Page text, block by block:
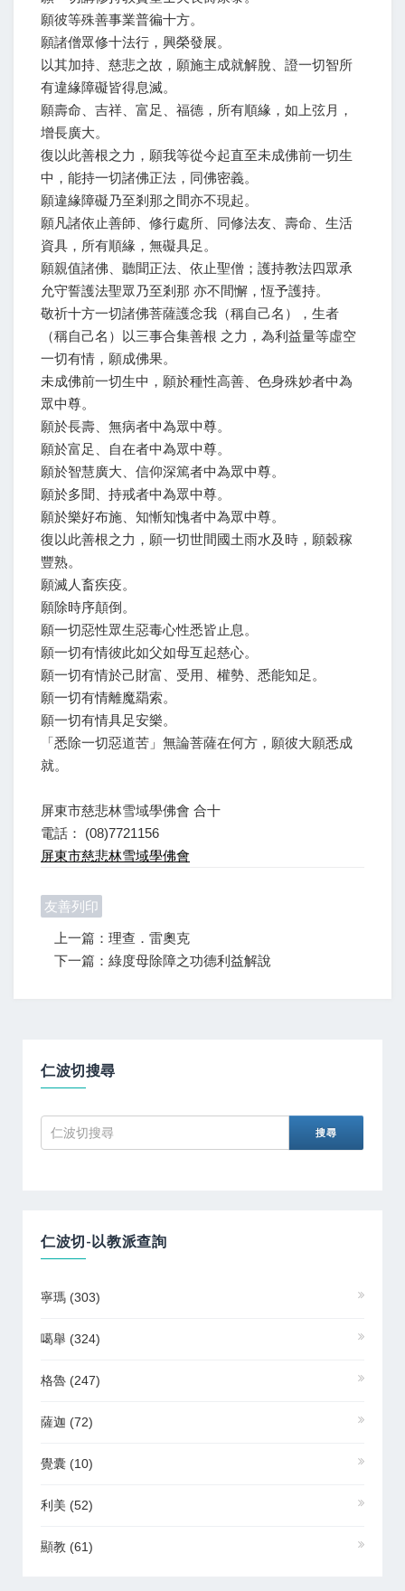
願彼等殊善事業普徧十方。
願諸僧眾修十法行，興榮發展。
以其加持、慈悲之故，願施主成就解脫、證一切智所
有違緣障礙皆得息滅。
願壽命、吉祥、富足、福德，所有順緣，如上弦月，
增長廣大。
復以此善根之力，願我等從今起直至未成佛前一切生
中，能持一切諸佛正法，同佛密義。
願違緣障礙乃至剎那之間亦不現起。
願凡諸依止善師、修行處所、同修法友、壽命、生活
資具，所有順緣，無礙具足。
願親值諸佛、聽聞正法、依止聖僧；護持教法四眾承
允守誓護法聖眾乃至剎那 亦不間懈，恆予護持。
敬祈十方一切諸佛菩薩護念我（稱自己名），生者
（稱自己名）以三事合集善根 之力，為利益量等虛空
一切有情，願成佛果。
未成佛前一切生中，願於種性高善、色身殊妙者中為
眾中尊。
願於長壽、無病者中為眾中尊。
願於富足、自在者中為眾中尊。
願於智慧廣大、信仰深篤者中為眾中尊。
願於多聞、持戒者中為眾中尊。
願於樂好布施、知慚知愧者中為眾中尊。
復以此善根之力，願一切世間國土雨水及時，願穀稼
豐熟。
願滅人畜疾疫。
願除時序顛倒。
願一切惡性眾生惡毒心性悉皆止息。
願一切有情彼此如父如母互起慈心。
願一切有情於己財富、受用、權勢、悉能知足。
願一切有情離魔羂索。
願一切有情具足安樂。
「悉除一切惡道苦」無論菩薩在何方，願彼大願悉成
就。
屏東市慈悲林雪域學佛會 合十
電話： (08)7721156
屏東市慈悲林雪域學佛會
友善列印
上一篇：理查．雷奧克
下一篇：綠度母除障之功德利益解說
仁波切搜尋
仁波切-以教派查詢
寧瑪 (303)
噶舉 (324)
格魯 (247)
薩迦 (72)
覺囊 (10)
利美 (52)
顯教 (61)